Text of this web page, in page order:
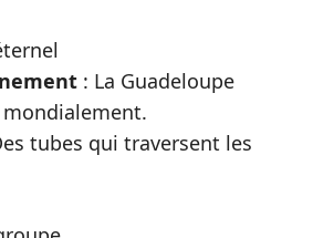
: La Guadeloupe
tubes qui traversent les